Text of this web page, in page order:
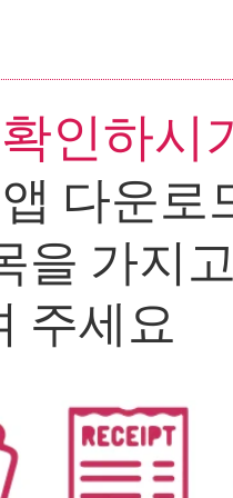
인하시
다운로
을 가지
주세요